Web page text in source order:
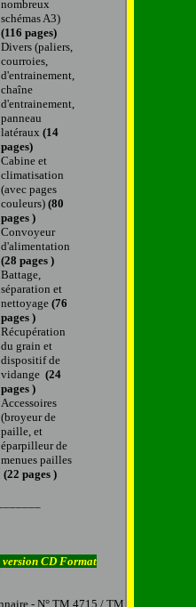
nombreux
schémas A3)
(116 pages)
Divers (paliers,
courroies,
d'entrainement,
chaîne
d'entrainement,
panneau
latéraux (14
pages)
Cabine et
climatisation
(avec pages
couleurs) (80
pages )
Convoyeur
d'alimentation
(28 pages )
Battage,
séparation et
nettoyage (76
pages )
Récupération
du grain et
dispositif de
vidange (24
pages )
Accessoires
(broyeur de
paille, et
éparpilleur de
menues pailles
(22 pages )
version CD Format
- N° TM 4715 / TM